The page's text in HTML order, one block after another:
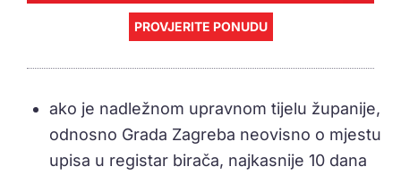
PROVJERITE PONUDU
ako je nadležnom upravnom tijelu županije,
odnosno Grada Zagreba neovisno o mjestu
upisa u registar birača, najkasnije 10 dana